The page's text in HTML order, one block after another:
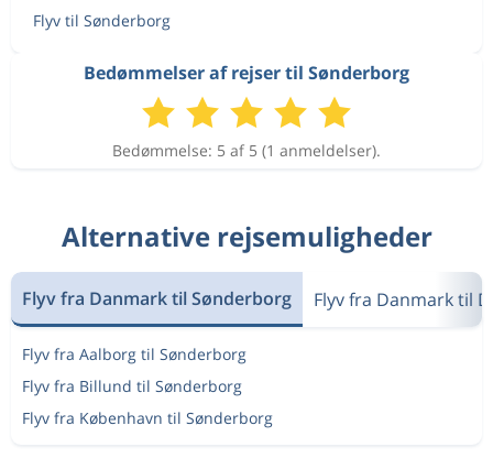
Flyv til Sønderborg
Bedømmelser af rejser til Sønderborg
Bedømmelse: 5 af 5 (1 anmeldelser).
Alternative rejsemuligheder
Flyv fra Danmark til Sønderborg Flyv fra Danmark til
Flyv fra Aalborg til Sønderborg
Flyv fra Billund til Sønderborg
Flyv fra København til Sønderborg